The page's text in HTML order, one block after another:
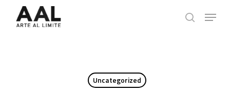
search
Menu
Uncategorized